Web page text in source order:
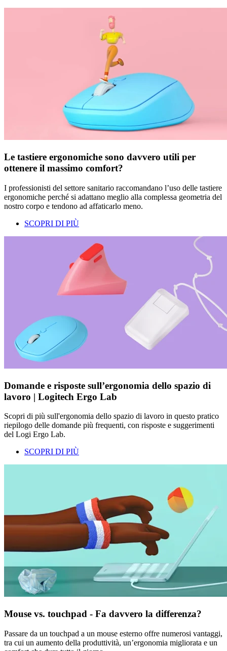
Le tastiere ergonomiche sono davvero utili per
ottenere il massimo comfort?
I professionisti del settore sanitario raccomandano l’uso delle tastiere
ergonomiche perché si adattano meglio alla complessa geometria del
nostro corpo e tendono ad affaticarlo meno.
SCOPRI DI PIÙ
Domande e risposte sull’ergonomia dello spazio di
lavoro | Logitech Ergo Lab
Scopri di più sull'ergonomia dello spazio di lavoro in questo pratico
riepilogo delle domande più frequenti, con risposte e suggerimenti
del Logi Ergo Lab.
SCOPRI DI PIÙ
Mouse vs. touchpad - Fa davvero la differenza?
Passare da un touchpad a un mouse esterno offre numerosi vantaggi,
tra cui un aumento della produttività, un’ergonomia migliorata e un